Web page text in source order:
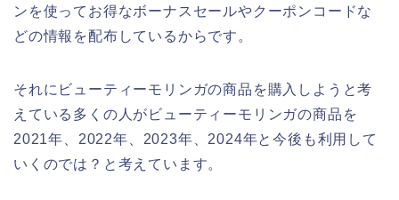
ンを使ってお得なボーナスセールやクーポンコードな
どの情報を配布しているからです。
それにビューティーモリンガの商品を購入しようと考
えている多くの人がビューティーモリンガの商品を
2021年、2022年、2023年、2024年と今後も利用して
いくのでは？と考えています。